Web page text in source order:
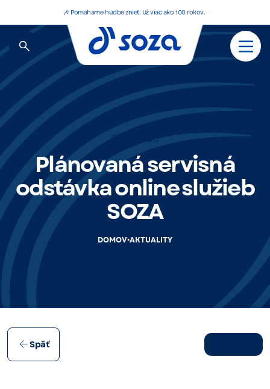
🎶 Pomáhame hudbe znieť. Už viac ako 100 rokov.
23.10.2025
Plánovaná servisná
odstávka online služieb
SOZA
DOMOV•AKTUALITY
Späť